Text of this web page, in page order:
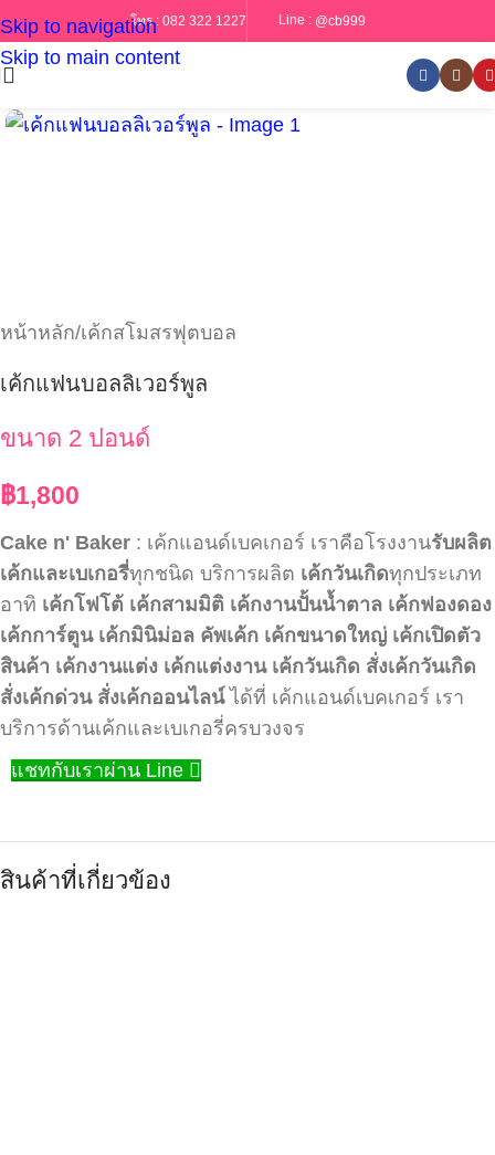
Skip to navigation
Skip to main content
โทร : 082 322 1227 Line : @cb999
หน้าหลัก/เค้กสโมสรฟุตบอล
เค้กแฟนบอลลิเวอร์พูล
ขนาด 2 ปอนด์
฿1,800
Cake n' Baker : เค้กแอนด์เบคเกอร์ เราคือโรงงานรับผลิต
เค้กและเบเกอรี่ทุกชนิด บริการผลิต เค้กวันเกิดทุกประเภท
อาทิ เค้กโฟโต้ เค้กสามมิติ เค้กงานปั้นน้ำตาล เค้กฟองดอง
เค้กการ์ตูน เค้กมินิม่อล คัพเค้ก เค้กขนาดใหญ่ เค้กเปิดตัว
สินค้า เค้กงานแต่ง เค้กแต่งงาน เค้กวันเกิด สั่งเค้กวันเกิด
สั่งเค้กด่วน สั่งเค้กออนไลน์ได้ที่ เค้กแอนด์เบคเกอร์ เรา
บริการด้านเค้กและเบเกอรี่ครบวงจร
แชทกับเราผ่าน Line
สินค้าที่เกี่ยวข้อง